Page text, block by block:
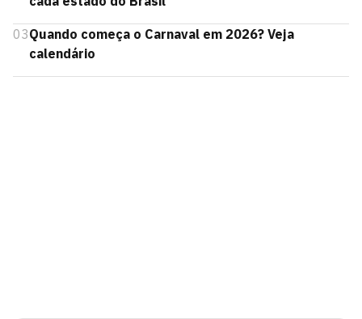
03Quando começa o Carnaval em 2026? Veja
calendário